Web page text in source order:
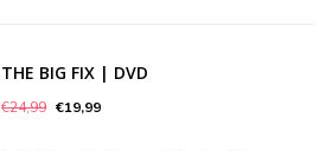
THE BIG FIX | DVD
€24,99 €19,99